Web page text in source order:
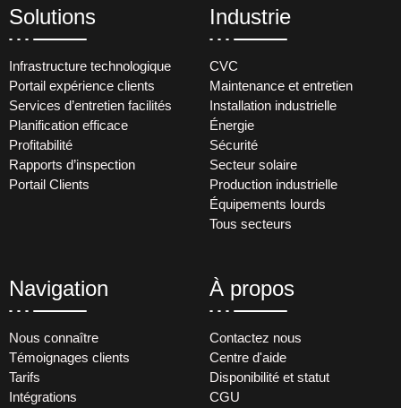
Solutions
Infrastructure technologique
Portail expérience clients
Services d’entretien facilités
Planification efficace
Profitabilité
Rapports d’inspection
Portail Clients
Industrie
CVC
Maintenance et entretien
Installation industrielle
Énergie
Sécurité
Secteur solaire
Production industrielle
Équipements lourds
Tous secteurs
Navigation
Nous connaître
Témoignages clients
Tarifs
Intégrations
À propos
Contactez nous
Centre d'aide
Disponibilité et statut
CGU